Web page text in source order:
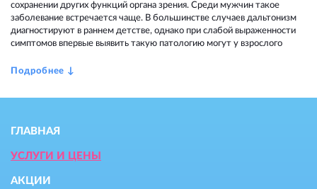
сохранении других функций органа зрения. Среди мужчин такое
заболевание встречается чаще. В большинстве случаев дальтонизм
диагностируют в раннем детстве, однако при слабой выраженности
симптомов впервые выявить такую патологию могут у взрослого
ГЛАВНАЯ
УСЛУГИ И ЦЕНЫ
АКЦИИ